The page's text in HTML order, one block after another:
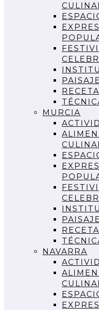
MURCIA
NAVARRA